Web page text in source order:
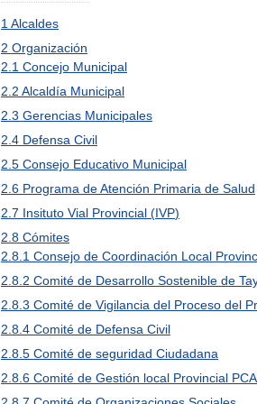
1 Alcaldes
2 Organización
2 1 Concejo Municipal
2 2 Alcaldía Municipal
2 3 Gerencias Municipales
2 4 Defensa Civil
2 5 Consejo Educativo Municipal
2 6 Programa deAtención Primaria de Salud
2 7 Insituto Vial Provincial (IVP)
2 8 Cómites
2 8 1 Consejo de Coordinación Local
2 8 2 Comité de Desarrollo Sostenible de
2 8 3 Comité de Vigilancia del Proceso del
2 8 4 Comité de Defensa Civil
2 8 5 Comité de seguridad Ciudadana
2 8 6 Comité de Gestión local Provincial PCA